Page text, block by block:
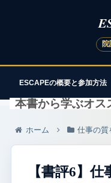
ESCAPEの概要と参加方法
ホーム 仕事の質
【書評6】
本書から学ぶオス